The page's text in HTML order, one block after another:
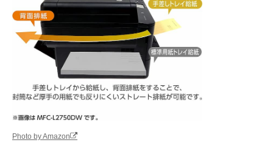
Photo by Amazon